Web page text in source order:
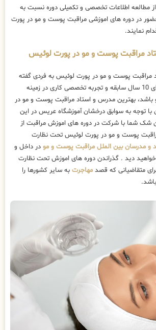
مطالعه اطلاعات تخصصی و تکمیلی دوره نسبت به
در دوره های اموزشی مراقبت پوست و مو در پورت
نمایند.
مراقبت پوست و مو در پورت لوئیس
مراقبت پوست و مو در پورت لوئیس به فردی گفته
می‌شود که حداقل دارای 10 سال سابقه و تجربه تخصصی کاری در زمینه
بهترین مدرس و استاد مراقبت پوست و مو در
با توجه به سوابق درخشان آموزشگاه عریس در این
شک شما با شرکت در دوره های اموزش مراقبت از
پوست و مو در پورت لوئیس تحت نظارت
و مدرسان بین الملل مراقبت پوست و مو در داخل و
دید . گذراندن دوره های اموزش تحت نظارت
متقاضیانی که قصد مهاجرت به سایر کشورها را